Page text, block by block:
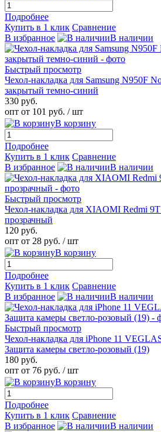
Подробнее
Купить в 1 клик Сравнение
В избранное
В наличии
Быстрый просмотр
Чехол-накладка для Samsung N950F
закрытый темно-синий
330 руб.
опт от 101 руб. / шт
В корзину
Подробнее
Купить в 1 клик Сравнение
В избранное
В наличии
Быстрый просмотр
Чехол-накладка для XIAOMI Redmi
прозрачный
120 руб.
опт от 28 руб. / шт
В корзину
Подробнее
Купить в 1 клик Сравнение
В избранное
В наличии
Быстрый просмотр
Чехол-накладка для iPhone 11
Защита камеры светло-розовый (19)
180 руб.
опт от 76 руб. / шт
В корзину
Подробнее
Купить в 1 клик Сравнение
В избранное
В наличии